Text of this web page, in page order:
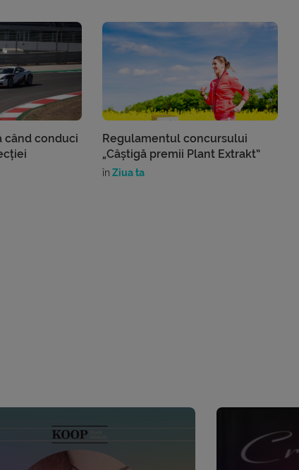
când conduci
Regulamentul concursului
„Câștigă premii Plant Extrakt”
în Ziua ta